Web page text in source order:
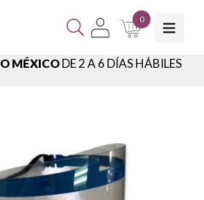
0
MÉXICODE 2 A 6 DÍAS HÁBILES